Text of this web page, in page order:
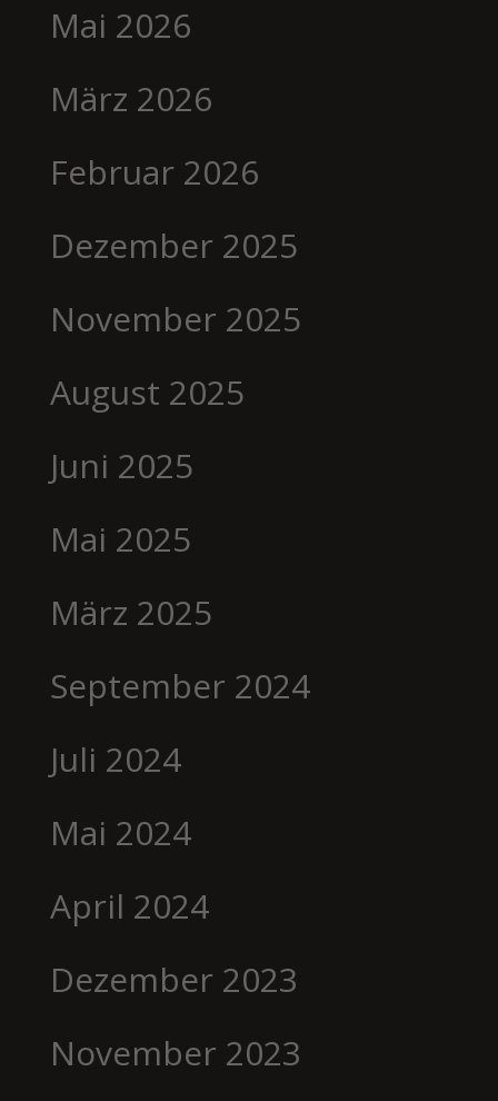
Mai 2026
März 2026
Februar 2026
Dezember 2025
November 2025
August 2025
Juni 2025
Mai 2025
März 2025
September 2024
Juli 2024
Mai 2024
April 2024
Dezember 2023
November 2023